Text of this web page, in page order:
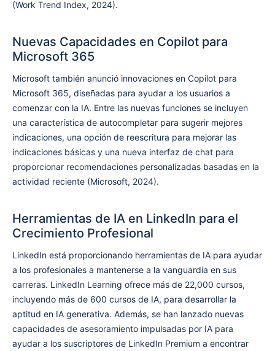
(Work Trend Index, 2024).
Nuevas Capacidades en Copilot para
Microsoft 365
Microsoft también anunció innovaciones en Copilot para
Microsoft 365, diseñadas para ayudar a los usuarios a
comenzar con la IA. Entre las nuevas funciones se incluyen
una característica de autocompletar para sugerir mejores
indicaciones, una opción de reescritura para mejorar las
indicaciones básicas y una nueva interfaz de chat para
proporcionar recomendaciones personalizadas basadas en la
actividad reciente (Microsoft, 2024).
Herramientas de IA en LinkedIn para el
Crecimiento Profesional
LinkedIn está proporcionando herramientas de IA para ayudar
a los profesionales a mantenerse a la vanguardia en sus
carreras. LinkedIn Learning ofrece más de 22,000 cursos,
incluyendo más de 600 cursos de IA, para desarrollar la
aptitud en IA generativa. Además, se han lanzado nuevas
capacidades de asesoramiento impulsadas por IA para
ayudar a los suscriptores de LinkedIn Premium a encontrar